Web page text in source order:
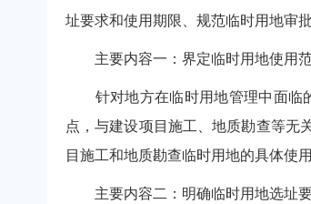
址要求和使用期限、规范临时用地审
主要内容一：界定临时用地使用
针对地方在临时用地管理中面临的
点，与建设项目施工、地质勘查等无
目施工和地质勘查临时用地的具体使用
主要内容二：明确临时用地选址要